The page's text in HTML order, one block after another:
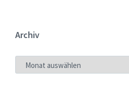
Archiv
ARCHIV